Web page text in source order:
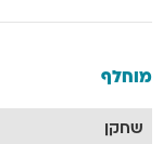
מוחלף
שחקן